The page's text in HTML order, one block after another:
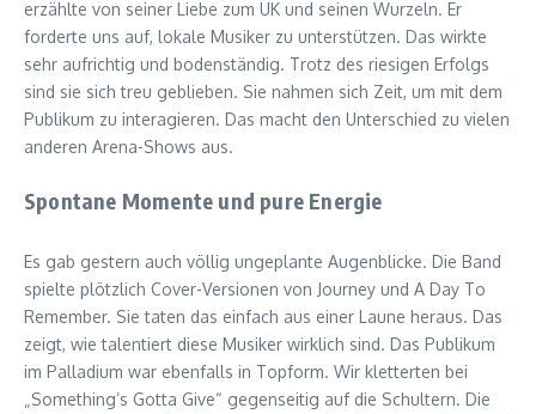
erzählte von seiner Liebe zum UK und seinen Wurzeln. Er
forderte uns auf, lokale Musiker zu unterstützen. Das wirkte
sehr aufrichtig und bodenständig. Trotz des riesigen Erfolgs
sind sie sich treu geblieben. Sie nahmen sich Zeit, um mit dem
Publikum zu interagieren. Das macht den Unterschied zu vielen
anderen Arena-Shows aus.
Spontane Momente und pure Energie
Es gab gestern auch völlig ungeplante Augenblicke. Die Band
spielte plötzlich Cover-Versionen von Journey und A Day To
Remember. Sie taten das einfach aus einer Laune heraus. Das
zeigt, wie talentiert diese Musiker wirklich sind. Das Publikum
im Palladium war ebenfalls in Topform. Wir kletterten bei
„Something’s Gotta Give“ gegenseitig auf die Schultern. Die